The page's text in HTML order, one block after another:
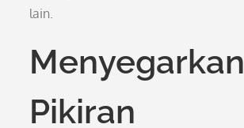
lain.
Menyegarkan
Pikiran